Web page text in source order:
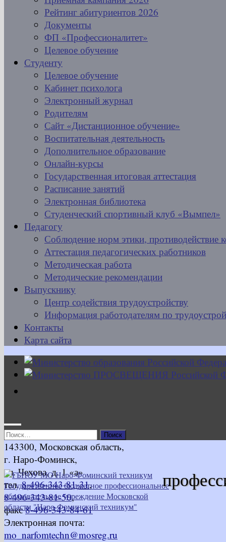
Рейтинг абитуриентов 2026
Документы
ФП «Профессионалитет»
Целевое обучение
Студенту
Целевое обучение
Кабинет психолога
Электронный журнал
Родителям
Сайт «Дистанционное обучение»
Воспитательная деятельность
Дополнительное образование
Онлайн-курсы
Государственная итоговая аттестация
Расписание занятий
Электронная библиотека
Студенческий спортивный клуб «Вымпел»
Педагогу
Соблюдение норм этики, противодействие
Аттестация педагогических работников
Методическая работа
Методические рекомендации
Выпускнику
Центр содействия трудоустройству
Информация работодателям по
Контакты
Карта сайта
Найти:
143300, Московская область,
г. Наро-Фоминск,
ул. Чехова, д. 1 «а»
тел.8-496-343-81-31,
8-496-343-81-50,
факс8-496-343-84-61
Электронная почта:
mo_narfomtechn@mosreg.ru